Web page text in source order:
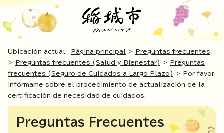
Ubicación actual: Página principal >
Preguntas frecuentes
>
Preguntas frecuentes (Salud y Bienestar) >
Preguntas
frecuentes (Seguro de Cuidados a Largo Plazo) > Por favor,
infórmame sobre el procedimiento de actualización de la
certificación de necesidad de cuidados.
Preguntas Frecuentes